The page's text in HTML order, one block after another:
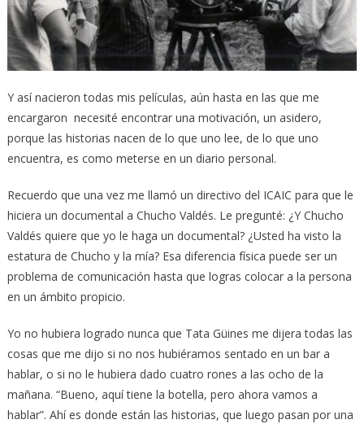
Y así nacieron todas mis películas, aún hasta en las que me
encargaron necesité encontrar una motivación, un asidero,
porque las historias nacen de lo que uno lee, de lo que uno
encuentra, es como meterse en un diario personal.
Recuerdo que una vez me llamó un directivo del ICAIC para que le
hiciera un documental a Chucho Valdés. Le pregunté: ¿Y Chucho
Valdés quiere que yo le haga un documental? ¿Usted ha visto la
estatura de Chucho y la mía? Esa diferencia física puede ser un
problema de comunicación hasta que logras colocar a la persona
en un ámbito propicio.
Yo no hubiera logrado nunca que Tata Güines me dijera todas las
cosas que me dijo si no nos hubiéramos sentado en un bar a
hablar, o si no le hubiera dado cuatro rones a las ocho de la
mañana. “Bueno, aquí tiene la botella, pero ahora vamos a
hablar”. Ahí es donde están las historias, que luego pasan por una